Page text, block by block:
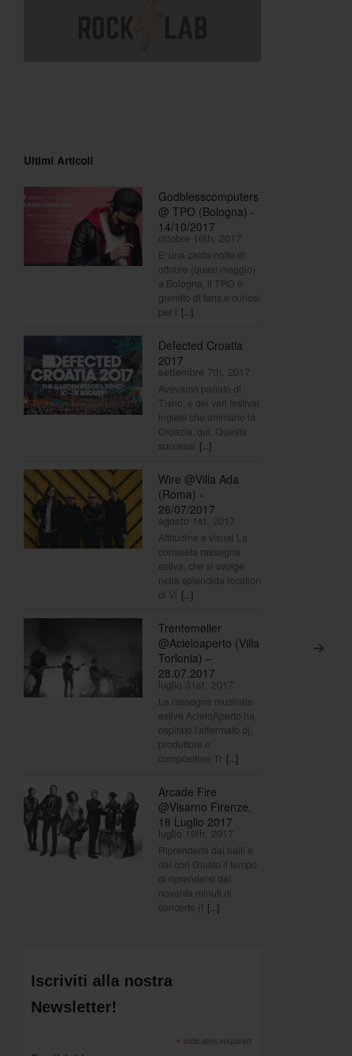
>
Ultimi Articoli
Godblesscomputers
@ TPO (Bologna) -
14/10/2017
ottobre 16th, 2017
E' una calda notte di
ottobre (quasi maggio)
a Bologna, il TPO è
gremito di fans e curiosi
per l [...]
Defected Croatia
2017
settembre 7th, 2017
Avevamo parlato di
Tisno, e dei vari festival
inglesi che animano la
Croazia, qui. Questa
successi [...]
Wire @Villa Ada
(Roma) -
26/07/2017
agosto 1st, 2017
Attitudine e visual La
consueta rassegna
estiva, che si svolge
nella splendida location
di Vi [...]
Trentemøller
@Acieloaperto (Villa
Torlonia) –
28.07.2017
luglio 31st, 2017
La rassegna musicale
estiva AcieloAperto ha
ospitato l'affermato dj,
produttore e
compositore Tr [...]
Arcade Fire
@Visarno Firenze,
18 Luglio 2017
luglio 19th, 2017
Riprendersi dai balli e
dai cori Giusto il tempo
di riprendersi dai
novanta minuti di
concerto (t [...]
Iscriviti alla nostra
Newsletter!
* indicates required